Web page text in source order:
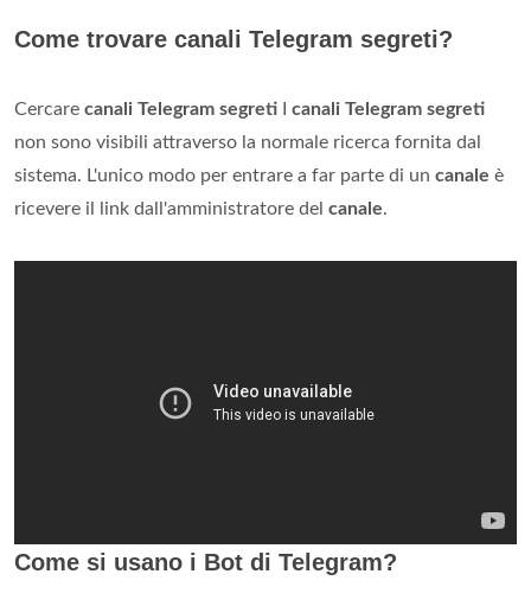
Come trovare canali Telegram segreti?
Cercare canali Telegram segreti
canali Telegram segreti
non sono visibili attraverso la normale ricerca fornita dal
sistema. L'unico modo per entrare a far parte di un canale è
ricevere il link dall'amministratore del canale.
Come si usano i Bot di Telegram?